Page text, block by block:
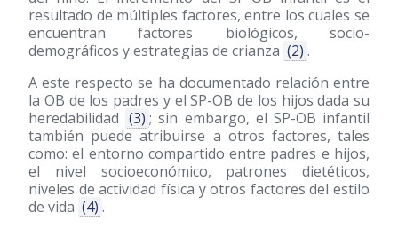
resultado de múltiples factores, entre los cuales se
encuentran factores biológicos, socio-
demográficos y estrategias de crianza (2) .
A este respecto se ha documentado relación entre
la OB de los padres y el SP-OB de los hijos dada su
heredabilidad (3) ; sin embargo, el SP-OB infantil
también puede atribuirse a otros factores, tales
como: el entorno compartido entre padres e hijos,
el nivel socioeconómico, patrones dietéticos,
niveles de actividad física y otros factores del estilo
de vida (4) .